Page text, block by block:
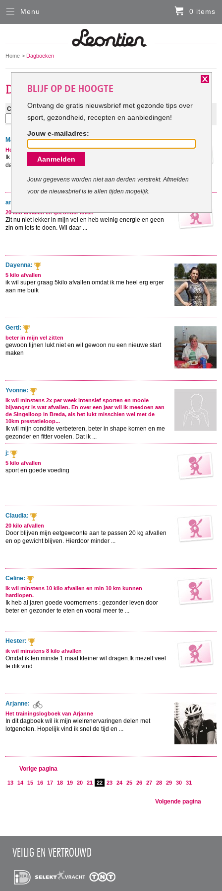
You
here:
Home Dagboeken
Categorie:
Zoeken:
Zoek
Martie:
Het trainingslogboek van Martie
Ik wil in navolging elke dag een uur van Leon de Kort elke
dag een half uur fietsen. In ieder ...
anky:
20 kilo afvallen en gezonder leven
Zit nu niet lekker in mijn vel en heb weinig energie en geen
zin om iets te doen. Wil daar ...
Dayenna:
5 kilo afvallen
ik wil super graag 5kilo afvallen omdat ik me heel erg erger
aan me buik
Gerti:
beter in mijn vel zitten
gewoon lijnen lukt niet en wil gewoon nu een nieuwe start
maken
Yvonne:
Ik wil minstens 2x per week intensief sporten en mooie
bijvangst is wat afvallen. En over een jaar wil ik meedoen aan
de Singelloop in Breda, als het lukt misschien wel met de
10km prestatieloop...
Ik wil mijn conditie verbeteren, beter in shape komen en me
gezonder en fitter voelen. Dat ik ...
j:
5 kilo afvallen
sport en goede voeding
Claudia:
20 kilo afvallen
Door blijven mijn eetgewoonte aan te passen 20 kg afvallen
en op gewicht blijven. Hierdoor minder ...
Celine:
Ik wil minstens 10 kilo afvallen en min 10 km kunnen
hardlopen.
Ik heb al jaren goede voornemens : gezonder leven door
beter en gezonder te eten en vooral meer te ...
Hester:
ik wil minstens 8 kilo afvallen
Omdat ik ten minste 1 maat kleiner wil dragen.Ik mezelf veel
te dik vind.
Arjanne:
Het trainingslogboek van Arjanne
In dit dagboek wil ik mijn wielrenervaringen delen met
lotgenoten. Hopelijk vind ik snel de tijd en ...
Vorige pagina
13 14 15 16 17 18 19 20 21 22 23 24 25 26 27 28 29 30 31
Volgende pagina
Menu 0 items
VEILIG EN VERTROUWD
Sluiten
HARDLOOPKLEDING
FIETSKLEDING
SERVICE
Inloggen
Contact- en adresgegevens
Levertijd, retourneren, ruilen
BLIJF OP DE HOOGTE
Ontvang de gratis nieuwsbrief met gezonde tips over
sport, gezondheid, recepten en aanbiedingen!
Jouw e-mailadres:
Aanmelden
Jouw gegevens worden niet aan derden verstrekt. Afmelden
voor de nieuwsbrief is te allen tijden mogelijk.